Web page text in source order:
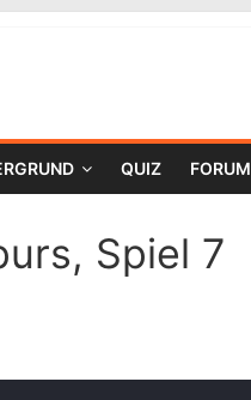
QUIZ FORUM
Spiel 7